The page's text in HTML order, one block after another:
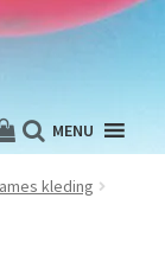
MENU
kleding